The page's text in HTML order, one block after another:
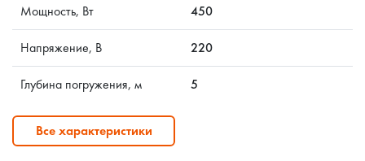
Мощность, Вт 450
Напряжение, В 220
Глубина погружения, м 5
Все характеристики